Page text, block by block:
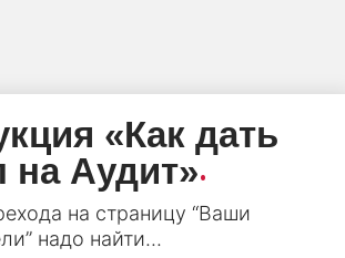
«Как дать
на Аудит».
на страницу “Ваши
надо найти...